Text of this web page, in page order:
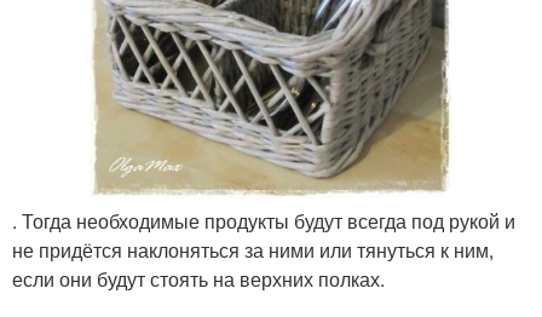
. Тогда необходимые продукты будут всегда под рукой и
не придётся наклоняться за ними или тянуться к ним,
если они будут стоять на верхних полках.